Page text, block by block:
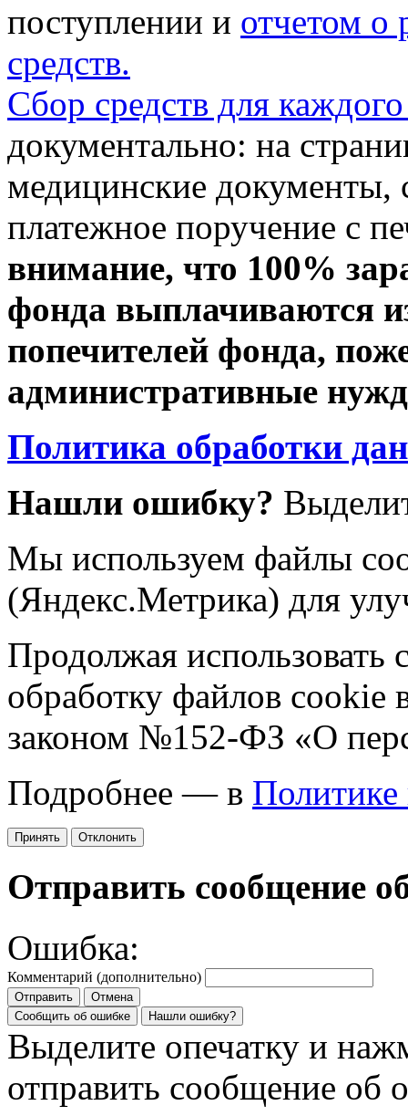
поступлении и отчетом о
средств.
Сбор средств для
документально: на
медицинские документы,
платежное поручение с
внимание, что 100%
фонда выплачиваются
попечителей фонда,
административные
Политика обработки
Нашли ошибку?
Мы используем файлы
(Яндекс.Метрика) для
Продолжая использовать
обработку файлов cookie
законом №152-ФЗ «О
Подробнее — в Политике
Принять Отклонить
Отправить сообщение
Ошибка:
Комментарий (дополнительно)
Отправить
Отмена
Сообщить об ошибке
Нашли ошибку?
Выделите опечатку и
отправить сообщение об